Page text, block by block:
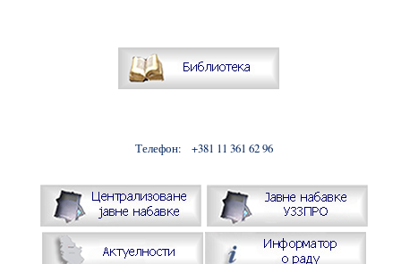
Телефон: +381 11 361 62 96